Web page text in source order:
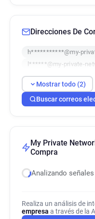
Direcciones De
h***********@my-
l******@my-private-
Mostrar todo (2)
Buscar correos
My Private
Compra
Analizando
Realiza un análisis de
empresa a través de la